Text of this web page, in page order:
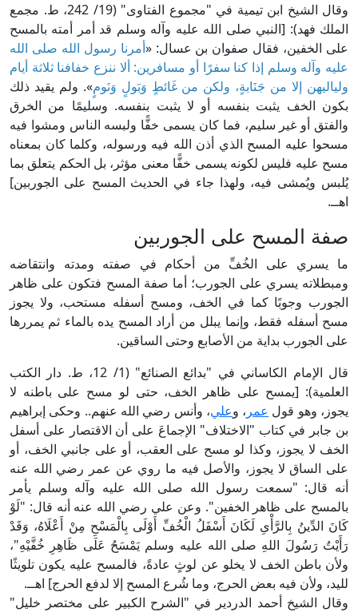
وقال الشيخ ابن تيمية في "مجموع الفتاوى" (19/ 242، ط. مجمع
الملك فهد): [النبي صلى الله عليه وآله وسلم قد أمر أمته بالمسح
على الخفين، فقال صفوان بن عسال: «أمرنا رسول الله صلى الله
عليه وآله وسلم إذا كنا سفرًا أو مسافرين: ألا ننزع خفافنا ثلاثة أيام
ولياليهن إلا من جَنَابةٍ، ولكن من غَائطٍ وَبَولٍ وَنَومٍ». ولم يقيد ذلك
بكون الخف يثبت بنفسه أو لا يثبت بنفسه. وسليمًا من الخرق
والفتق أو غير سليم، فما كان يسمى خفًّا ولبسه الناس ومشوا فيه
مسحوا عليه المسح الذي أذن الله فيه ورسوله، وكلما كان بمعناه
مسح عليه فليس لكونه يسمى خفًّا معنى مؤثر، بل الحكم يتعلق بما
يُلبس ويُمشى فيه، ولهذا جاء في الحديث المسح على الجوربين]
اهــ.
صفة المسح على الجوربين
ما يسري على الخُفِّ من أحكام في صفته ومدته وانتقاضه
ومبطلاته يسري على الجورب؛ أما صفة المسح فتكون على ظاهر
الجورب وجوبًا كما في الخف، ومسح أسفله مستحب، ولا يجوز
مسح أسفله فقط، وإنما يبلل من أراد المسح يده بالماء ثم يمررها
على الجورب بداية من الأصابع وحتى الساقين.
قال الإمام الكاساني في "بدائع الصنائع" (1/ 12، ط. دار الكتب
العلمية): [يمسح على ظاهر الخف، حتى لو مسح على باطنه لا
يجوز، وهو قول عمر ، وعلي، وأنس رضي الله عنهم.. وحكى إبراهيم
بن جابر في كتاب "الاختلاف" الإجماعَ على أن الاقتصار على أسفل
الخف لا يجوز، وكذا لو مسح على العقب، أو على جانبي الخف، أو
على الساق لا يجوز، والأصل فيه ما روي عن عمر رضي الله عنه
أنه قال: "سمعت رسول الله صلى الله عليه وآله وسلم يأمر
بالمسح على ظاهر الخفين". وعن علي رضي الله عنه أنه قال: "لَوْ
كَانَ الدِّينُ بِالرَّأْىِ لَكَانَ أَسْفَلُ الْخُفِّ أَوْلَى بِالْمَسْحِ مِنْ أَعْلَاهُ، وَقَدْ
رَأَيْتُ رَسُولَ اللهِ صلى الله عليه وسلم يَمْسَحُ عَلَى ظَاهِرِ خُفَّيْهِ"،
ولأن باطن الخف لا يخلو عن لوثٍ عادةً، فالمسح عليه يكون تلويثًا
لليد، ولأن فيه بعض الحرج، وما شُرع المسح إلا لدفع الحرج] اهــ.
وقال الشيخ أحمد الدردير في "الشرح الكبير على مختصر خليل"